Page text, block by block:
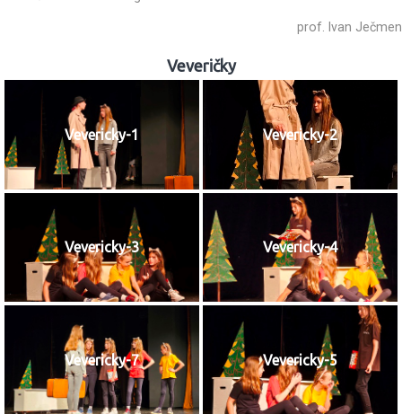
prof. Ivan Ječmen
Veveričky
Vevericky-1 Vevericky-2
Vevericky-3 Vevericky-4
Vevericky-7 Vevericky-5